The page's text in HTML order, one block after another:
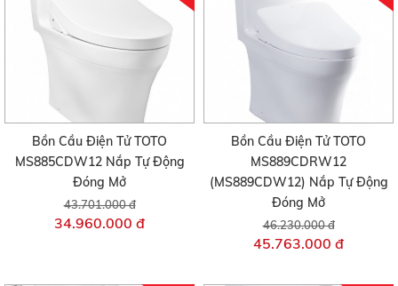
Bồn Cầu Điện Tử TOTO
MS885CDW12 Nắp Tự Động
Đóng Mở
43.701.000 đ
34.960.000 đ
Bồn Cầu Điện Tử TOTO
MS889CDRW12
(MS889CDW12) Nắp Tự Động
Đóng Mở
46.230.000 đ
45.763.000 đ